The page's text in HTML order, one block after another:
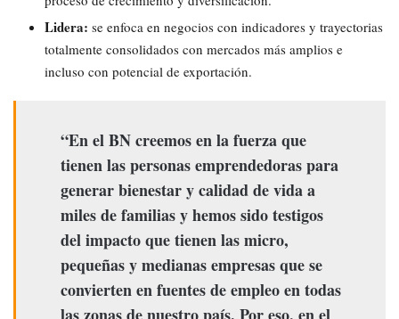
Lidera: se enfoca en negocios con indicadores y trayectorias
totalmente consolidados con mercados más amplios e
incluso con potencial de exportación.
“En el BN creemos en la fuerza que
tienen las personas emprendedoras para
generar bienestar y calidad de vida a
miles de familias y hemos sido testigos
del impacto que tienen las micro,
pequeñas y medianas empresas que se
convierten en fuentes de empleo en todas